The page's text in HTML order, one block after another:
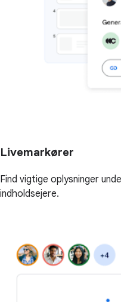
Livemarkører
Find vigtige oplysninger
indholdsejere.